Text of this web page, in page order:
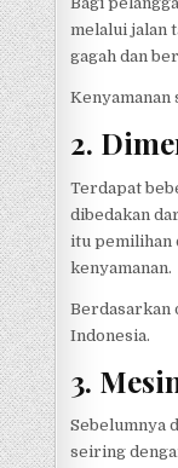
melalui jalan
gagah dan
Kenyamanan
2.
Terdapat
dibedakan
itu pemilihan
kenyamanan.
Berdasarkan
Indonesia.
3.
Sebelumnya
seiring